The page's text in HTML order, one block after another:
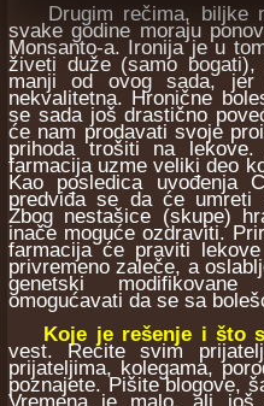
Drugim rečima, biljke
svake godine moraju
Monsanto-a. Ironija je u
živeti duže (samo
manji od ovog sada,
nekvalitetna. Hronične
se sada još drastično
će nam prodavati svoje
prihoda trošiti na
farmacija uzme veliki deo
Kao posledica uvođenja
predviđa se da će umreti
Zbog nestašice (skupe)
inače moguće ozdraviti.
farmacija će praviti
privremeno zaleče, a
genetski
omogućavati da se sa
Koje je rešenje i što
vest. Recite svim
prijateljima, kolegama,
poznajete. Pišite blogove,
Vremena je malo, ali još